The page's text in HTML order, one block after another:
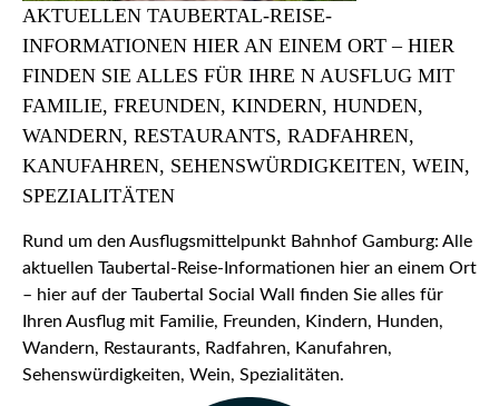
AKTUELLEN TAUBERTAL-REISE-
INFORMATIONEN HIER AN EINEM ORT – HIER
FINDEN SIE ALLES FÜR IHRE N AUSFLUG MIT
FAMILIE, FREUNDEN, KINDERN, HUNDEN,
WANDERN, RESTAURANTS, RADFAHREN,
KANUFAHREN, SEHENSWÜRDIGKEITEN, WEIN,
SPEZIALITÄTEN
Rund um den Ausflugsmittelpunkt Bahnhof Gamburg: Alle
aktuellen Taubertal-Reise-Informationen hier an einem Ort
– hier auf der Taubertal Social Wall finden Sie alles für
Ihren Ausflug mit Familie, Freunden, Kindern, Hunden,
Wandern, Restaurants, Radfahren, Kanufahren,
Sehenswürdigkeiten, Wein, Spezialitäten.